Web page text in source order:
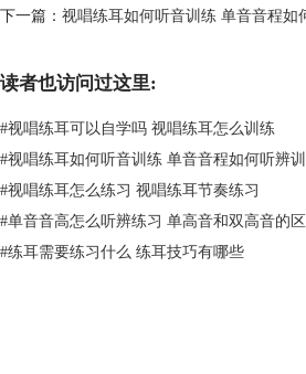
下一篇： 视唱练耳如何听音训练 单音音程如
读者也访问过这里:
#视唱练耳可以自学吗 视唱练耳怎么训练
#视唱练耳如何听音训练 单音音程如何听辨
#视唱练耳怎么练习 视唱练耳节奏练习
#单音音高怎么听辨练习 单高音和双高音的区
#练耳需要练习什么 练耳技巧有哪些